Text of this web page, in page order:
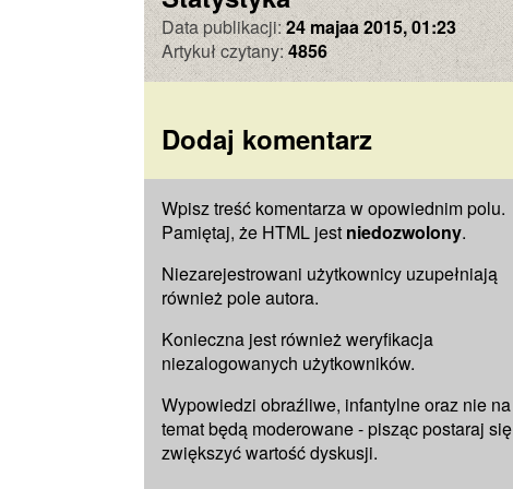
Data publikacji:24 majaa 2015, 01:23
Artykuł czytany:4856
Dodaj komentarz
Wpisz treść komentarza w opowiednim polu.
Pamiętaj, że HTML jest niedozwolony.
Niezarejestrowani użytkownicy uzupełniają
również poleautora.
Konieczna jest również weryfikacja
niezalogowanych użytkowników.
Wypowiedzi obraźliwe, infantylne oraz nie na
temat będą moderowane - pisząc postaraj się
zwiększyć wartość dyskusji.